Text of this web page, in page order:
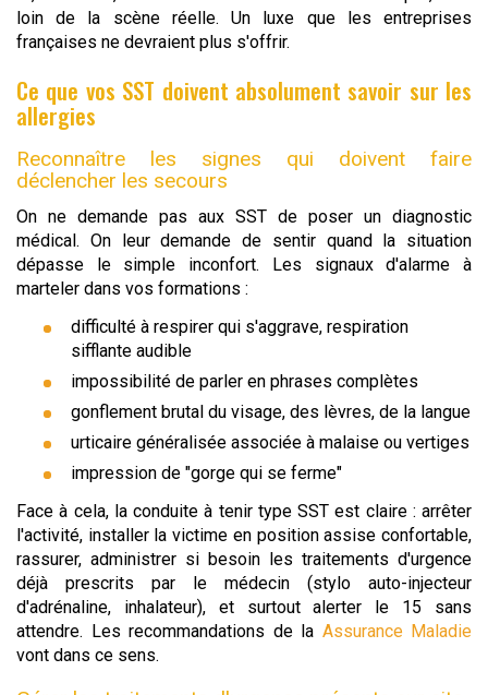
loin de la scène réelle. Un luxe que les entreprises
françaises ne devraient plus s'offrir.
Ce que vos SST doivent absolument savoir sur les
allergies
Reconnaître les signes qui doivent faire
déclencher les secours
On ne demande pas aux SST de poser un diagnostic
médical. On leur demande de sentir quand la situation
dépasse le simple inconfort. Les signaux d'alarme à
marteler dans vos formations :
difficulté à respirer qui s'aggrave, respiration
sifflante audible
impossibilité de parler en phrases complètes
gonflement brutal du visage, des lèvres, de la langue
urticaire généralisée associée à malaise ou vertiges
impression de "gorge qui se ferme"
Face à cela, la conduite à tenir type SST est claire : arrêter
l'activité, installer la victime en position assise confortable,
rassurer, administrer si besoin les traitements d'urgence
déjà prescrits par le médecin (stylo auto-injecteur
d'adrénaline, inhalateur), et surtout alerter le 15 sans
attendre. Les recommandations de la Assurance Maladie
vont dans ce sens.